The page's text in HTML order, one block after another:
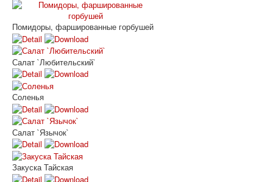
Помидоры, фаршированные горбушей
Салат `Любительский`
Соленья
Салат `Язычок`
Закуска Тайская